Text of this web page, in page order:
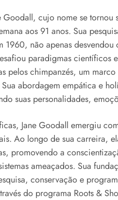
Goodall, cujo nome se
aos 91 anos. Sua
1960, não apenas
paradigmas científicos
pelos chimpanzés, um
abordagem empática e
suas personalidades,
Jane Goodall emergiu
Ao longo de sua carreira,
promovendo a
ameaçados. Sua
conservação e
do programa Roots &